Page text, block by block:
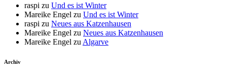
raspi zu Und es ist Winter
Mareike Engel zu Und es ist Winter
raspi zu Neues aus Katzenhausen
Mareike Engel zu Neues aus Katzenhausen
Mareike Engel zu Algarve
Archiv